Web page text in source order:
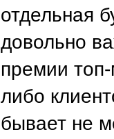
отдельная
довольно
премии
либо
бывает не